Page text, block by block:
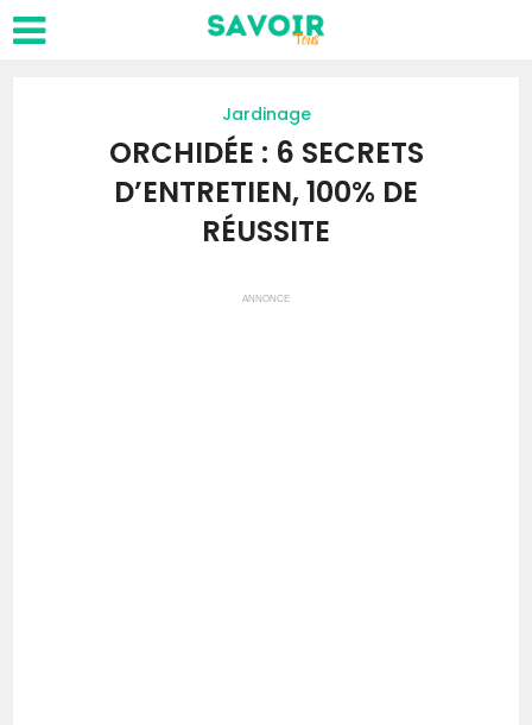
Jardinage
ORCHIDÉE : 6 SECRETS
D’ENTRETIEN, 100% DE
RÉUSSITE
ANNONCE